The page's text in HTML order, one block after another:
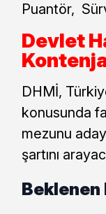
Puantör,
Devlet
DHMİ,
konusunda
mezunu
şartını